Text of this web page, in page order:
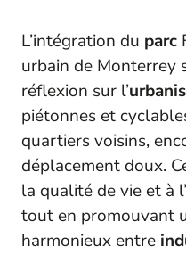
L’intégration du parc
urbain de Monterrey
réflexion sur l’
piétonnes et
quartiers voisins,
déplacement doux.
la qualité de vie et à
tout en promouvant
harmonieux entre